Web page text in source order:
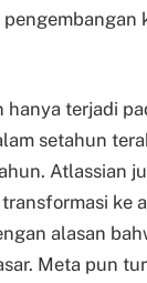
hanya terjadi
setahun
Atlassian
ke
alasan
Meta pun